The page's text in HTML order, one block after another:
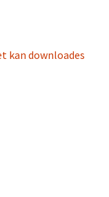
kan downloades